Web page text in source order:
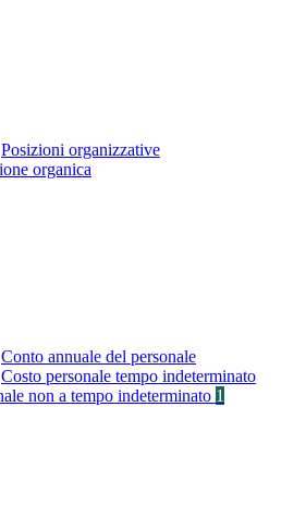
Posizioni organizzative
organica
Conto annuale del personale
Costo personale tempo indeterminato
non a tempo indeterminato 1